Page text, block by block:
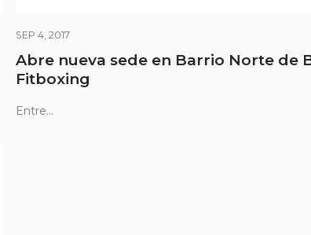
SEP 4, 2017
Abre nueva sede en Barrio Norte de
Fitboxing
Entre...